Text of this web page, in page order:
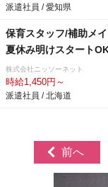
派遣社員 / 愛知県
保育スタッフ/補助メ
夏休み明けスタート
株式会社ニッソーネット
時給1,450円～
派遣社員 / 北海道
前へ